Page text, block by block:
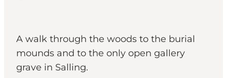
A walk through the woods to the burial
mounds and to the only open gallery
grave in Salling.